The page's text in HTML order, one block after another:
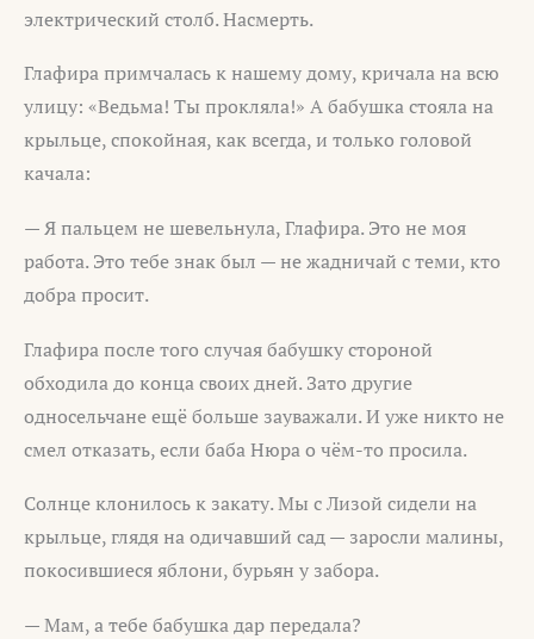
электрический столб. Насмерть.
Глафира примчалась к нашему дому, кричала на всю
улицу: «Ведьма! Ты прокляла!» А бабушка стояла на
крыльце, спокойная, как всегда, и только головой
качала:
— Я пальцем не шевельнула, Глафира. Это не моя
работа. Это тебе знак был — не жадничай с теми, кто
добра просит.
Глафира после того случая бабушку стороной
обходила до конца своих дней. Зато другие
односельчане ещё больше зауважали. И уже никто не
смел отказать, если баба Нюра о чём-то просила.
Солнце клонилось к закату. Мы с Лизой сидели на
крыльце, глядя на одичавший сад — заросли малины,
покосившиеся яблони, бурьян у забора.
— Мам, а тебе бабушка дар передала?